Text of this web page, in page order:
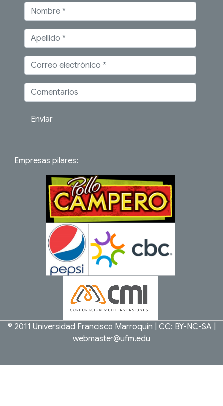
Enviar
Empresas pilares:
© 2011 Universidad Francisco Marroquín CC: BY-NC-SA
webmaster@ufm.edu